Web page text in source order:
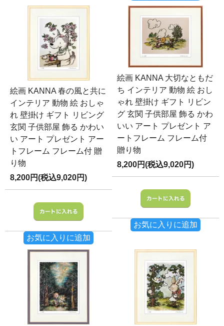
絵画 KANNA 春の風と共に
インテリア 動物 絵 おしゃ
れ 壁掛け ギフト リビング
玄関 子供部屋 飾る かわい
い アート プレゼント アー
トフレーム フレーム付 贈
り物
8,200円(税込9,020円)
お気に入りに追加
絵画 KANNA 大切なともだ
ち インテリア 動物 絵 おし
ゃれ 壁掛け ギフト リビン
グ 玄関 子供部屋 飾る かわ
いい アート プレゼント ア
ートフレーム フレーム付
贈り物
8,200円(税込9,020円)
お気に入りに追加